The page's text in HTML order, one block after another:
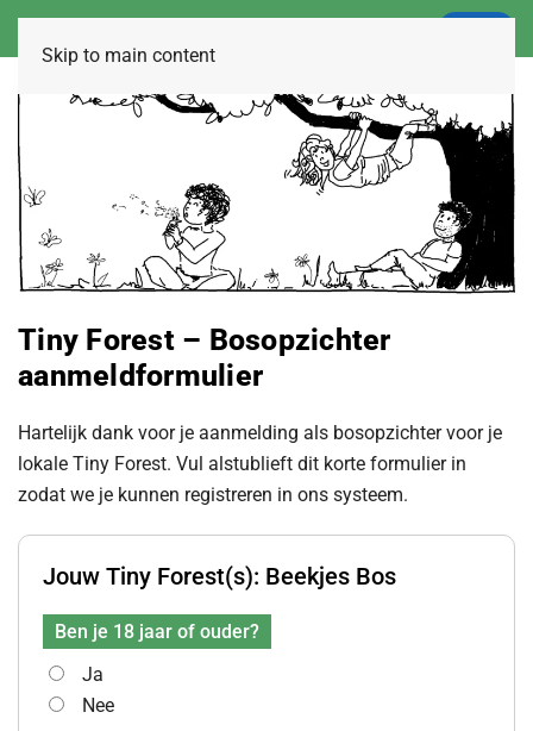
Skip to main content
Tiny Forest – Bosopzichter
aanmeldformulier
Hartelijk dank voor je aanmelding als bosopzichter voor je
lokale Tiny Forest. Vul alstublieft dit korte formulier in
zodat we je kunnen registreren in ons systeem.
Jouw Tiny Forest(s): Beekjes Bos
Ben je 18 jaar of ouder?
Ja
Nee